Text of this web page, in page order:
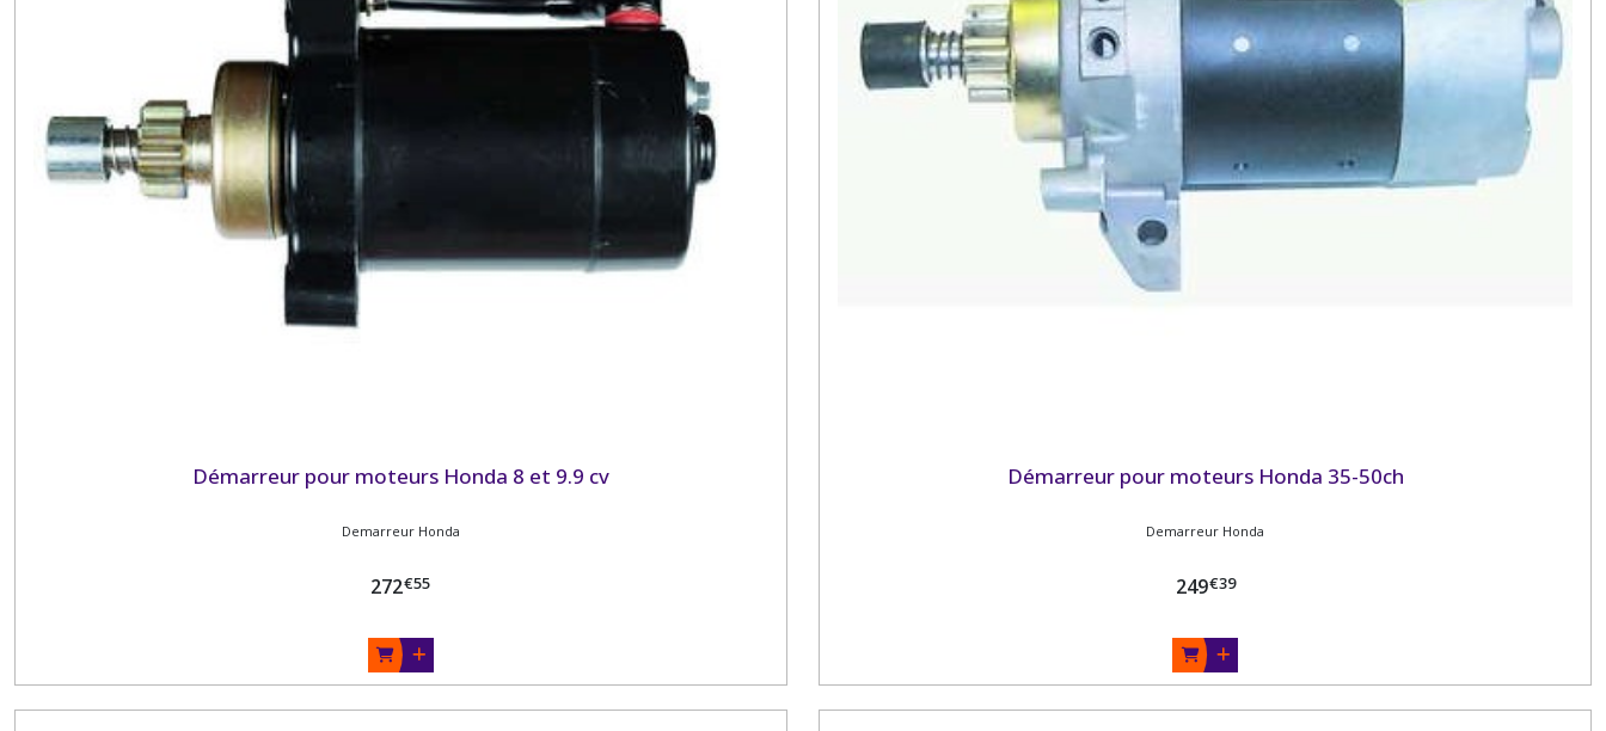
Démarreur pour moteurs Honda 8 et 9.9 cv
Demarreur Honda
272€55
Démarreur pour moteurs Honda 35-50ch
Demarreur Honda
249€39